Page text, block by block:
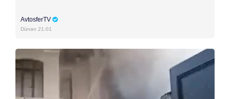
AvtosferTV
Dünən 21:01